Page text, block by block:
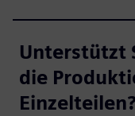
Unterstützt
die